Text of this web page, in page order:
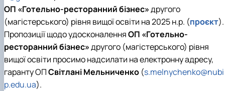
ОП «Готельно-ресторанний бізнес»другого
(магістерського) рівня вищої освіти на 2025 н.р. (проєкт).
Пропозиції щодо удосконаленняОП «Готельно-
ресторанний бізнес»другого (магістерського) рівня
вищої освіти просимо надсилати на електронну адресу,
гаранту ОПСвітлані Мельниченко (s.melnychenko@nubi
p.edu.ua).